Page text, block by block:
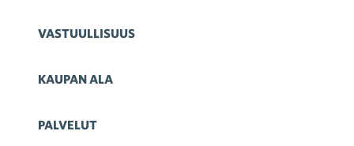
VASTUULLISUUS
KAUPAN ALA
PALVELUT